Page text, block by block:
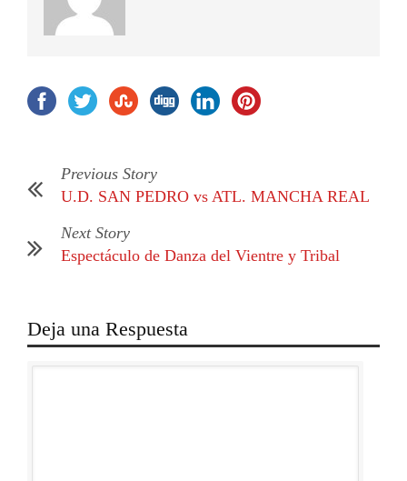
Previous Story
U.D. SAN PEDRO vs ATL. MANCHA REAL
Next Story
Espectáculo de Danza del Vientre y Tribal
Deja una Respuesta